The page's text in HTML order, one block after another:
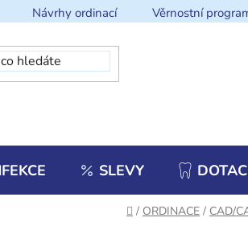
Návrhy ordinací Věrnostní
SLEVY
Domů
/ ORDINACE / CAD/